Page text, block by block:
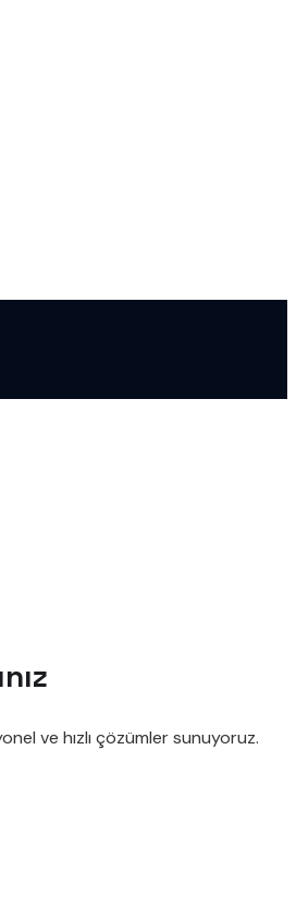
ve hızlı çözümler sunuyoruz.